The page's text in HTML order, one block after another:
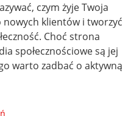
czym żyje Twoja
klientów i tworzyć
Choć strona
społecznościowe są jej
warto zadbać o aktywną